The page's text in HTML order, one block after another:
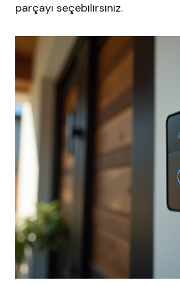
parçayı seçebilirsiniz.